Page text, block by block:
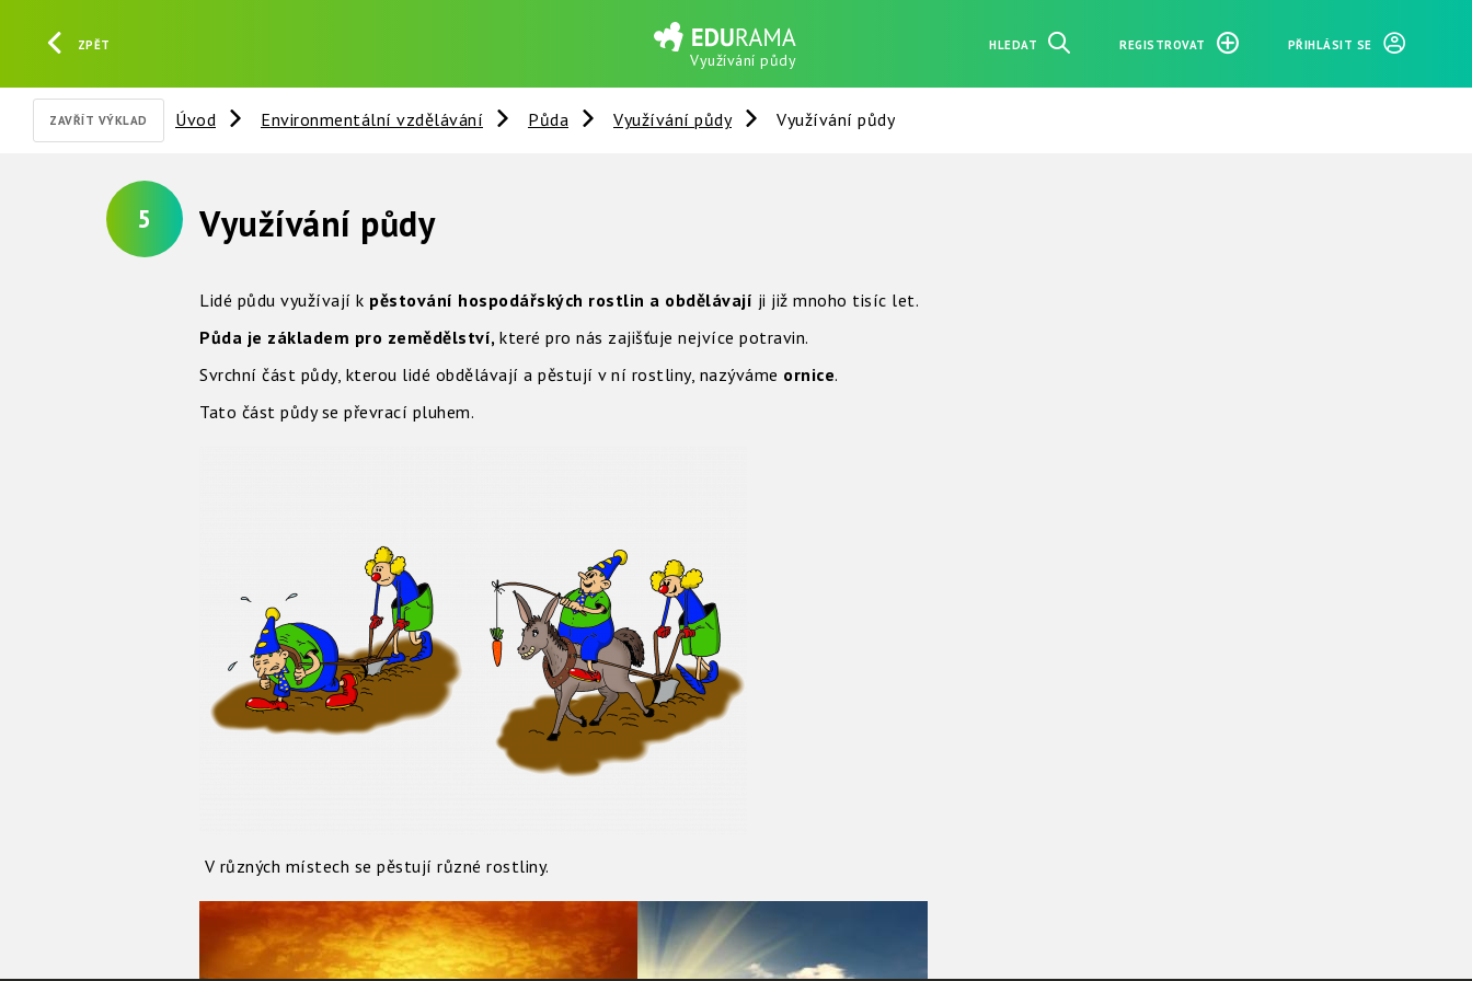
ZPĚT
Využívání půdy
HLEDAT REGISTROVAT PŘIHLÁSIT SE
ZAVŘÍT VÝKLAD Úvod Environmentální vzdělávání Půda Využívání půdy Využívání půdy
5 Využívání půdy
Lidé půdu využívají k pěstování hospodářských rostlin a obdělávají ji již mnoho tisíc let.
Půda je základem pro zemědělství, které pro nás zajišťuje nejvíce potravin.
Svrchní část půdy, kterou lidé obdělávají a pěstují v ní rostliny, nazýváme ornice.
Tato část půdy se převrací pluhem.
V různých místech se pěstují různé rostliny.